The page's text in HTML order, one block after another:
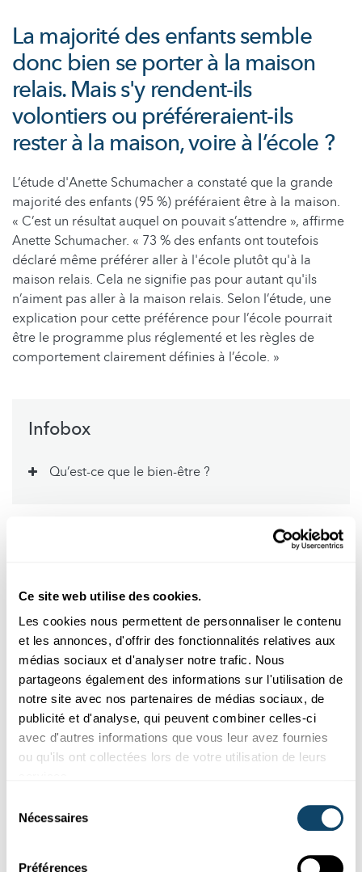
Ce site web utilise des cookies.
Les cookies nous permettent de personnaliser le contenu
et les annonces, d'offrir des fonctionnalités relatives aux
médias sociaux et d'analyser notre trafic. Nous
partageons également des informations sur l'utilisation de
notre site avec nos partenaires de médias sociaux, de
publicité et d'analyse, qui peuvent combiner celles-ci
avec d'autres informations que vous leur avez fournies
ou qu'ils ont collectées lors de votre utilisation de leurs
Nécessaires
Préférences
La majorité des enfants semble
donc bien se porter à la maison
relais. Mais s'y rendent-ils
volontiers ou préféreraient-ils
rester à la maison, voire à l’école ?
L’étude d'Anette Schumacher a constaté que la grande
majorité des enfants (95 %) préféraient être à la maison.
« C’est un résultat auquel on pouvait s’attendre », affirme
Anette Schumacher. « 73 % des enfants ont toutefois
déclaré même préférer aller à l'école plutôt qu'à la
maison relais. Cela ne signifie pas pour autant qu'ils
n’aiment pas aller à la maison relais. Selon l’étude, une
explication pour cette préférence pour l’école pourrait
être le programme plus réglementé et les règles de
comportement clairement définies à l’école. »
Infobox
Qu’est-ce que le bien-être ?
déclarations des enfants sont-elles
fiables ? Les enfants savent-ils ce
qui est bon pour eux ?
« Entre scientifiques, on s’accorde à dire qu’il faut
interroger les enfants eux-mêmes sur la façon dont ils
perçoivent leur vie et leurs expériences et sur la manière
dont ils se sentent. Bien sûr, les enfants ne savent pas
toujours ce qui est bon pour eux et ce qui ne l'est pas. Ou
donc important d’interroger aussi le cercle d'adultes
autour de l'enfant. Nous avons vu, par exemple, que les
parents ont évalué la situation et l’état émotionnel des